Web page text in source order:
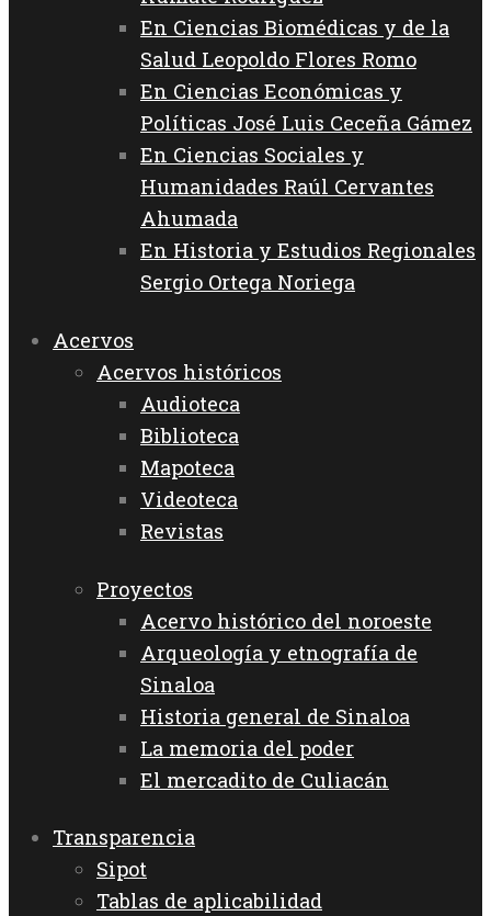
En Ciencias Biomédicas y de la
Salud Leopoldo Flores Romo
En Ciencias Económicas y
Políticas José Luis Ceceña Gámez
En Ciencias Sociales y
Humanidades Raúl Cervantes
Ahumada
En Historia y Estudios Regionales
Sergio Ortega Noriega
Acervos
Acervos históricos
Audioteca
Biblioteca
Mapoteca
Videoteca
Revistas
Proyectos
Acervo histórico del noroeste
Arqueología y etnografía de
Sinaloa
Historia general de Sinaloa
La memoria del poder
El mercadito de Culiacán
Transparencia
Sipot
Tablas de aplicabilidad